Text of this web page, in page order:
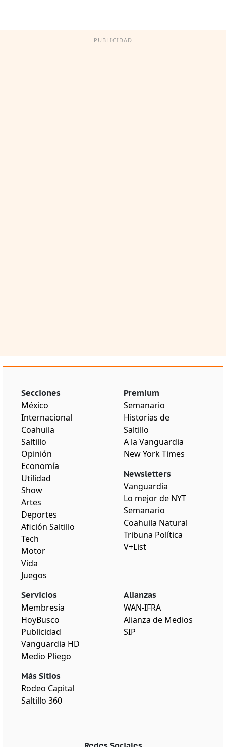
PUBLICIDAD
Secciones
México
Internacional
Coahuila
Saltillo
Opinión
Economía
Utilidad
Show
Artes
Deportes
Afición Saltillo
Tech
Motor
Vida
Juegos
Premium
Semanario
Historias de
Saltillo
A la Vanguardia
New York Times
Newsletters
Vanguardia
Lo mejor de NYT
Semanario
Coahuila Natural
Tribuna Política
V+List
Servicios
Membresía
HoyBusco
Publicidad
Vanguardia HD
Medio Pliego
Más Sitios
Rodeo Capital
Saltillo 360
Alianzas
WAN-IFRA
Alianza de Medios
SIP